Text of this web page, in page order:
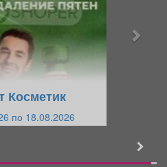
Косметик
по 18.08.2026